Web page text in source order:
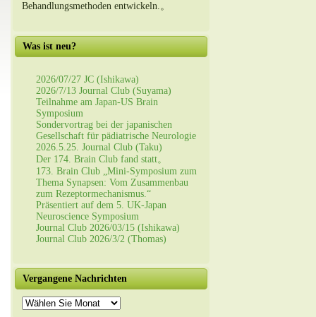
Behandlungsmethoden entwickeln.。
Was ist neu?
2026/07/27 JC (Ishikawa)
2026/7/13 Journal Club (Suyama)
Teilnahme am Japan-US Brain
Symposium
Sondervortrag bei der japanischen
Gesellschaft für pädiatrische Neurologie
2026.5.25. Journal Club (Taku)
Der 174. Brain Club fand statt。
173. Brain Club „Mini-Symposium zum
Thema Synapsen: Vom Zusammenbau
zum Rezeptormechanismus.“
Präsentiert auf dem 5. UK-Japan
Neuroscience Symposium
Journal Club 2026/03/15 (Ishikawa)
Journal Club 2026/3/2 (Thomas)
Vergangene Nachrichten
Vergangene
Nachrichten